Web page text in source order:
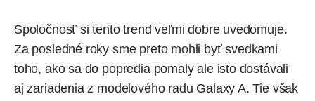
Spoločnosť si tento trend veľmi dobre uvedomuje.
Za posledné roky sme preto mohli byť svedkami
toho, ako sa do popredia pomaly ale isto dostávali
aj zariadenia z modelového radu Galaxy A. Tie však